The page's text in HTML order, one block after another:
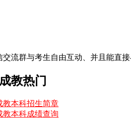
交流群与考生自由互动、并且能直
教热门
教本科招生简章
教本科成绩查询